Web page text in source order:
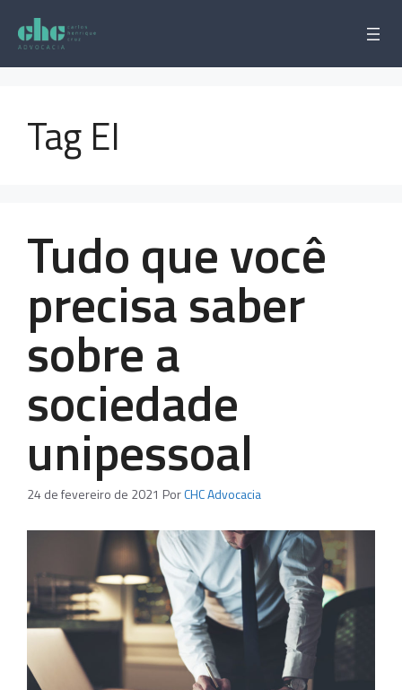
para
conteúdo
Tag EI
Tudo que você
precisa saber
sobre a
sociedade
unipessoal
24 de fevereiro de 2021 PorCHC Advocacia